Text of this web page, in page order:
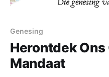
Genesing
Herontdek
Mandaat